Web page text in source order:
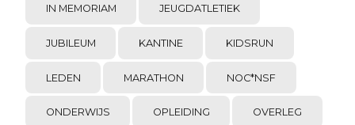
IN MEMORIAM JEUGDATLETIEK
JUBILEUM KANTINE KIDSRUN
LEDEN MARATHON NOC*NSF
ONDERWIJS OPLEIDING OVERLEG